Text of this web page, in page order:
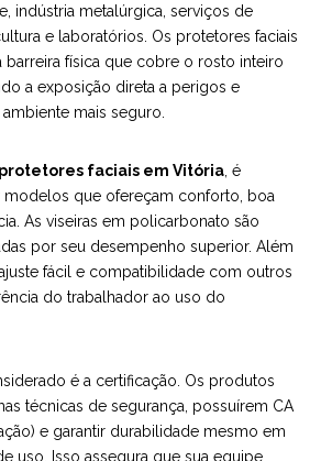
indústria metalúrgica, serviços de
e laboratórios. Os protetores faciais
física que cobre o rosto inteiro
a exposição direta a perigos e
mais seguro.
faciais em Vitória , é
que ofereçam conforto, boa
As viseiras em policarbonato são
por seu desempenho superior. Além
fácil e compatibilidade com outros
do trabalhador ao uso do
é a certificação. Os produtos
técnicas de segurança, possuírem CA
e garantir durabilidade mesmo em
uso. Isso assegura que sua equipe